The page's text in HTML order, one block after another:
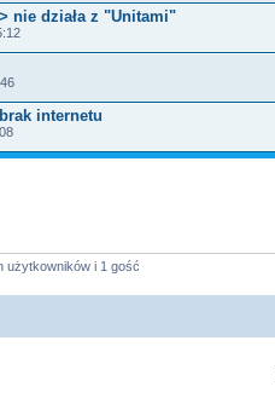
nie działa z "Unitami"
internetu
użytkowników i 1 gość